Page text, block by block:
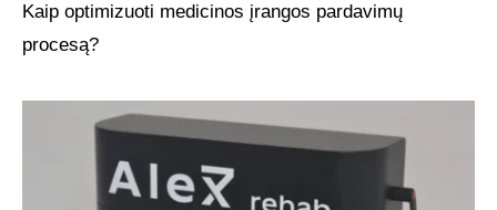
Kaip optimizuoti medicinos įrangos pardavimų
procesą?